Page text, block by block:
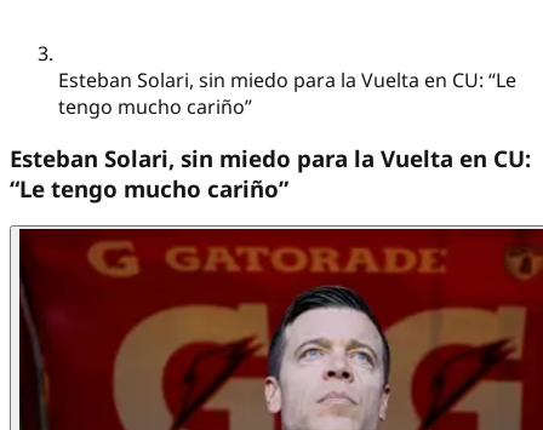
Esteban Solari, sin miedo para la Vuelta en CU: “Le
tengo mucho cariño”
Esteban Solari, sin miedo para la Vuelta en CU:
“Le tengo mucho cariño”